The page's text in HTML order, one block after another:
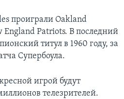
проиграли Oakland
England Patriots. В последний
титул в 1960 году, за
Супербоула.
игрой будут
телезрителей.